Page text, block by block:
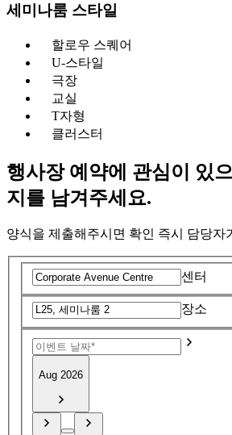
세미나룸 스타일
할로우 스퀘어
U-스타일
극장
교실
T자형
클러스터
행사장 예약에 관심이 있
지를 남겨주세요.
양식을 제출해주시면 확인 즉시 담당자
센터
장소
Aug 2026